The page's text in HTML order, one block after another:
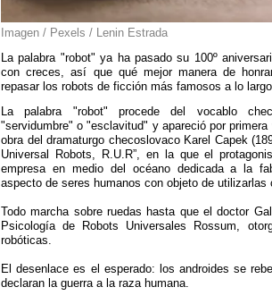
Imagen / Pexels / Lenin Estrada
La palabra "robot" ya ha pasado su 100º
con creces, así que qué mejor manera de
repasar los robots de ficción más famosos a lo
La palabra "robot" procede del vocablo
"servidumbre" o "esclavitud" y apareció por
obra del dramaturgo checoslovaco Karel Capek
Universal Robots, R.U.R”, en la que el
empresa en medio del océano dedicada a la
aspecto de seres humanos con objeto de utilizarlas
Todo marcha sobre ruedas hasta que el doctor
Psicología de Robots Universales Rossum,
robóticas.
El desenlace es el esperado: los androides se
declaran la guerra a la raza humana.